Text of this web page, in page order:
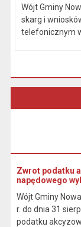
Wójt Gminy
skarg i
telefonicznym
Zwrot podatku
napędowego
Wójt Gminy
r. do dnia 31
podatku